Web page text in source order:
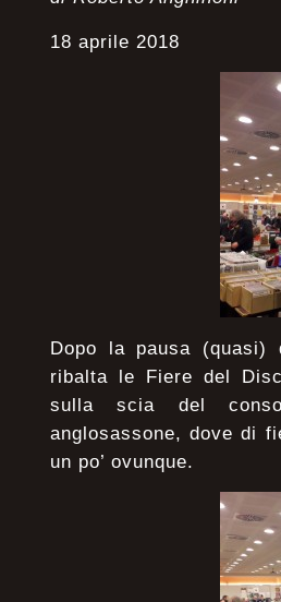
18 aprile 2018
Dopo la pausa (quasi)
ribalta le Fiere del
sulla scia del
anglosassone, dove di
un po’ ovunque.